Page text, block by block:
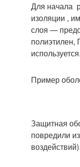
Для начала
изоляции ,
слоя —
полиэтилен,
используется.
Пример
Защитная
повредили